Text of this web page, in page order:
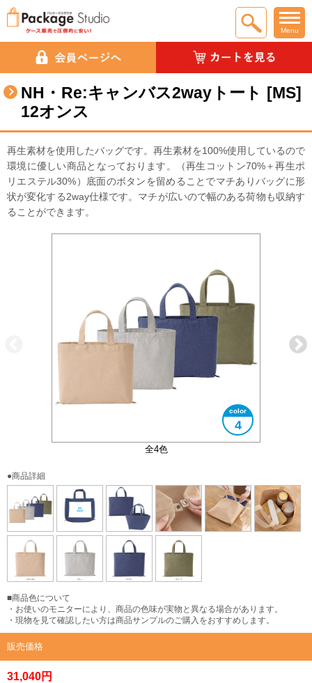
Menu
NH・Re:キャンバス2wayトート [MS]
12オンス
再生素材を使用したバッグです。再生素材を100%使用しているので
環境に優しい商品となっております。（再生コットン70%＋再生ポ
リエステル30%）底面のボタンを留めることでマチありバッグに形
状が変化する2way仕様です。マチが広いので幅のある荷物も収納す
ることができます。
全4色
4
B5サイズ対応
2WAY仕様
底面のボタンを留めるとマチありになります
使用イメージ
使用イメージ
●商品詳細
■商品色について
・お使いのモニターにより、商品の色味が実物と異なる場合があります。
・現物を見て確認したい方は商品サンプルのご購入をおすすめします。
販売価格
31,040円